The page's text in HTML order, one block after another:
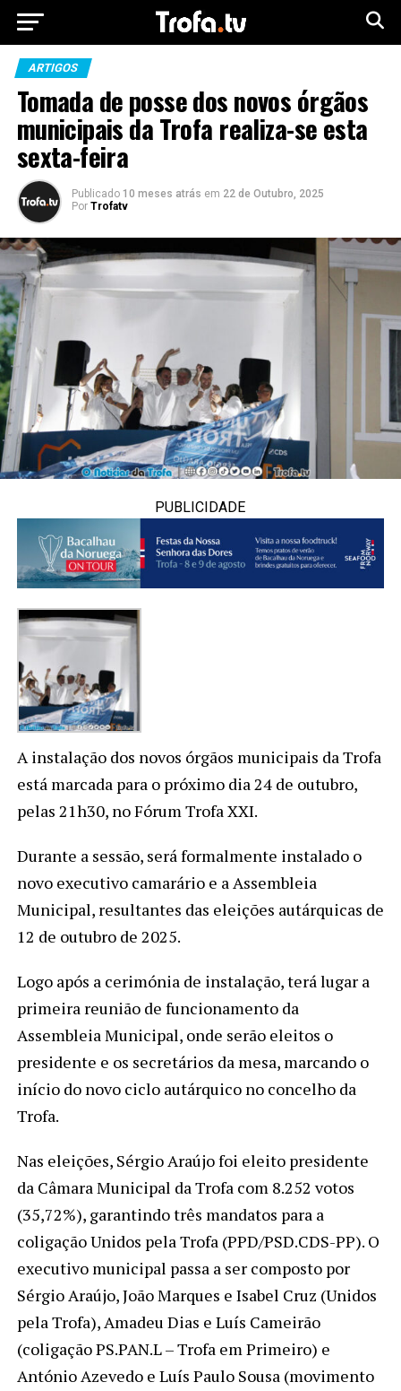
ARTIGOS
Tomada de posse dos novos órgãos
municipais da Trofa realiza-se esta
sexta-feira
Publicado 10 meses atrás em 22 de Outubro, 2025
Por Trofatv
PUBLICIDADE
A instalação dos novos órgãos municipais da Trofa
está marcada para o próximo dia 24 de outubro,
pelas 21h30, no Fórum Trofa XXI.
Durante a sessão, será formalmente instalado o
novo executivo camarário e a Assembleia
Municipal, resultantes das eleições autárquicas de
12 de outubro de 2025.
Logo após a cerimónia de instalação, terá lugar a
primeira reunião de funcionamento da
Assembleia Municipal, onde serão eleitos o
presidente e os secretários da mesa, marcando o
início do novo ciclo autárquico no concelho da
Trofa.
Nas eleições, Sérgio Araújo foi eleito presidente
da Câmara Municipal da Trofa com 8.252 votos
(35,72%), garantindo três mandatos para a
coligação Unidos pela Trofa (PPD/PSD.CDS-PP). O
executivo municipal passa a ser composto por
Sérgio Araújo, João Marques e Isabel Cruz (Unidos
pela Trofa), Amadeu Dias e Luís Cameirão
(coligação PS.PAN.L – Trofa em Primeiro) e
António Azevedo e Luís Paulo Sousa (movimento